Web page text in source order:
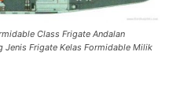
Class Frigate Andalan
Jenis Frigate Kelas Formidable Milik